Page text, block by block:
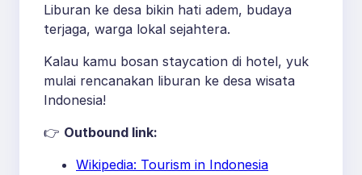
Liburan ke desa bikin hati adem, budaya
terjaga, warga lokal sejahtera.
Kalau kamu bosan staycation di hotel, yuk
mulai rencanakan liburan ke desa wisata
Indonesia!
👉 Outbound link:
Wikipedia: Tourism in Indonesia